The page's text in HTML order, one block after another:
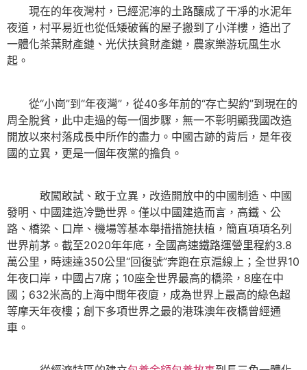
現在的年夜灣村，已經泥濘的土路釀成了干凈的水泥年
夜道，村平易近也從低矮破舊的屋子搬到了小洋樓，造出了
一體化茶葉財產鏈、光伏扶貧財產鏈，農家樂游玩風生水
起。
從“小崗”到“年夜灣”，從40多年前的“存亡契約”到現在的
周全脫貧，此中走過的每一個步驟，無一不彰明顯我國改造
開放以來村落成長中所作的盡力。中國古跡的背后，是年夜
國的立異，更是一個年夜黨的擔負。
敢闖敢試、敢于立異，改造開放中的中國制造、中國
發明、中國建造冷艷世界。僅以中國建造而言，高鐵、公
路、橋梁、口岸、機場等基本舉措措施扶植，簡直項項名列
世界前茅。截至2020年年底，全國高速鐵路運營里程約3.8
萬公里，時速達350公里“回復號”奔跑在京滬線上；全世界10
年夜口岸，中國占7席；10座全世界最高的橋梁，8座在中
國；632米高的上海中間年夜廈，成為世界上最高的綠色超
等摩天年夜樓；創下多項世界之最的港珠澳年夜橋曾經通
車。